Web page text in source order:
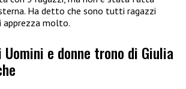
Ha detto che sono tutti ragazzi
molto.
e donne trono di Giulia